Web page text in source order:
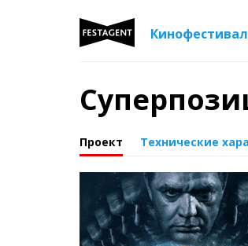
Проект Технические